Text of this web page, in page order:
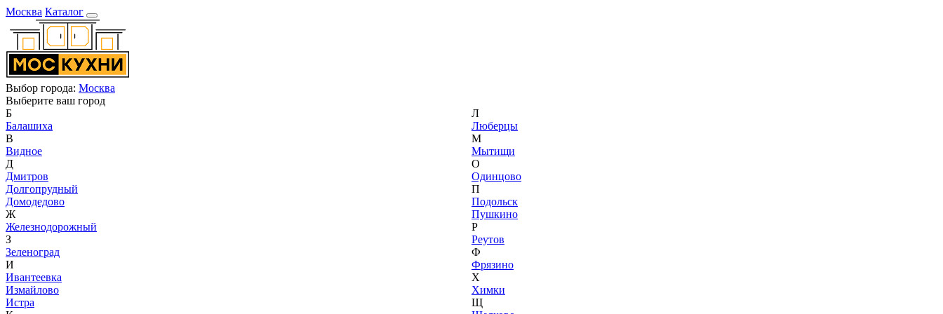
Москва Каталог
Выбор города: Москва
Выберите ваш город
Б
Балашиха
В
Видное
Д
Дмитров
Долгопрудный
Домодедово
Ж
Железнодорожный
З
Зеленоград
И
Ивантеевка
Измайлово
Истра
Л
Люберцы
М
Мытищи
О
Одинцово
П
Подольск
Пушкино
Р
Реутов
Ф
Фрязино
Х
Химки
Щ